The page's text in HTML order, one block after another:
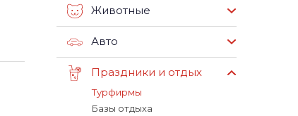
Животные
Авто
Праздники и отдых
Турфирмы
Базы отдыха